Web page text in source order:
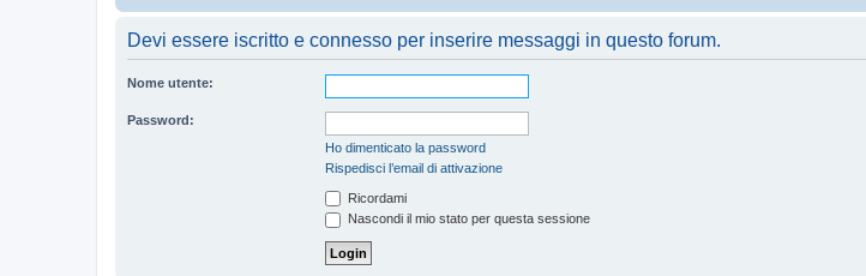
Devi essere iscritto e connesso per inserire messaggi in questo forum.
Nome utente:
Password:
Ho dimenticato la password
Rispedisci l’email di attivazione
Ricordami
Nascondi il mio stato per questa sessione